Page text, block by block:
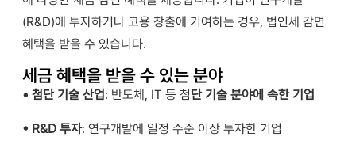
(R&D)에 투자하거나 고용 창출에 기여하는 경우, 법인세 감면
혜택을 받을 수 있습니다.
세금 혜택을 받을 수 있는 분야
• 첨단 기술 산업 : 반도체, IT 등 첨단 기술 분야에 속한 기업
• R&D 투자: 연구개발에 일정 수준 이상 투자한 기업